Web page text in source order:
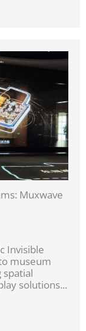
Muxwave
Invisible
museum
solutions...